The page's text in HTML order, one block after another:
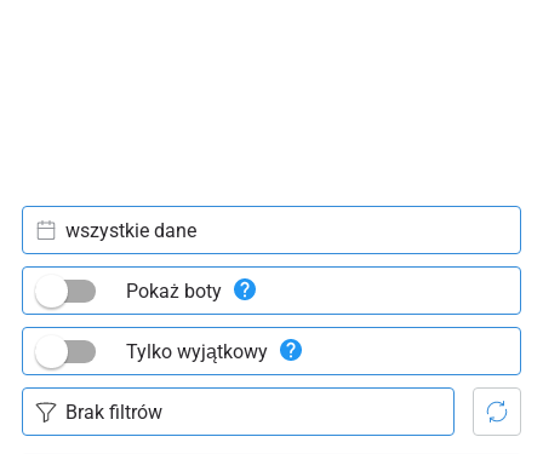
wszystkie dane
Pokaż boty
Tylko wyjątkowy